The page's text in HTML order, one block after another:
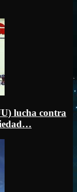
lucha contra